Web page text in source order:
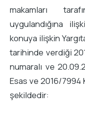
makamları
uygulandığına
konuya ilişkin
tarihinde verdiği
numaralı ve
Esas ve 2016/7994
şekildedir: